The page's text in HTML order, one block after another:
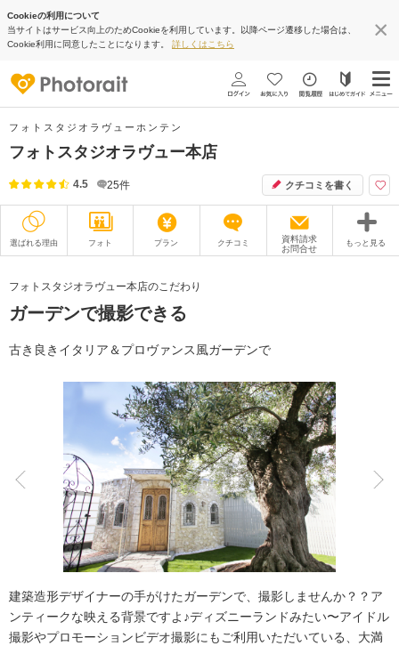
Cookieの利用について
当サイトはサービス向上のためCookieを利用しています。以降ページ遷移した場合は、
Cookie利用に同意したことになります。 詳しくはこちら
フォトスタジオラヴューホンテン
フォトスタジオラヴュー本店
4.5 25件 クチコミを書く
選ばれる理由 フォト プラン クチコミ
資料請求
お問合せ
もっと見る
衣装
オプション ブログ
アクセス/TEL スタジオトップ
こだわりポイント
ペットと撮影 家族・友人と撮影
フォトスタジオラヴュー本店のこだわり
ガーデンで撮影できる
古き良きイタリア＆プロヴァンス風ガーデンで
建築造形デザイナーの手がけたガーデンで、撮影しませんか？？ア
ンティークな映える背景ですよ♪ディズニーランドみたい〜アイドル
撮影やプロモーションビデオ撮影にもご利用いただいている、大満